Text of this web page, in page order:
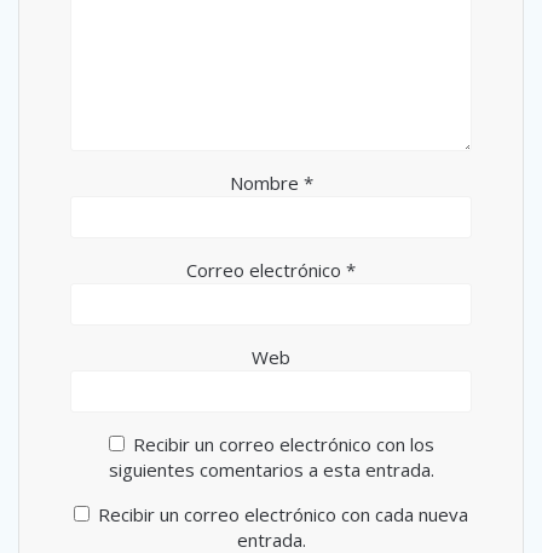
Nombre *
Correo electrónico *
Web
Recibir un correo electrónico con los
siguientes comentarios a esta entrada.
Recibir un correo electrónico con cada nueva
entrada.